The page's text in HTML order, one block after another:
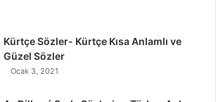
Kürtçe Sözler- Kürtçe Kısa Anlamlı ve
Güzel Sözler
Ocak 3, 2021